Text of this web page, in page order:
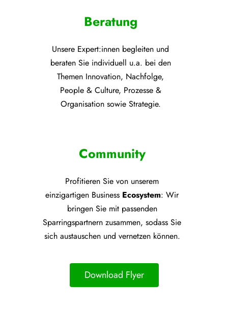
Beratung
Unsere Expert:innen begleiten und
beraten Sie individuell u.a. bei den
Themen Innovation, Nachfolge,
People & Culture, Prozesse &
Organisation sowie Strategie.
Community
Profitieren Sie von unserem
einzigartigen Business Ecosystem: Wir
bringen Sie mit passenden
Sparringspartnern zusammen, sodass Sie
sich austauschen und vernetzen können.
Download Flyer